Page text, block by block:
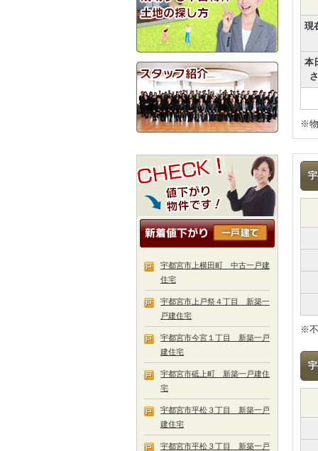
現
本
※
※不
宇都宮市上横田町 中古一戸建
住宅
宇都宮市上戸祭４丁目 新築一
戸建住宅
宇都宮市今宮１丁目 新築一戸
建住宅
宇都宮市砥上町 新築一戸建住
宅
宇都宮市平松３丁目 新築一戸
建住宅
宇都宮市平松３丁目 新築一戸